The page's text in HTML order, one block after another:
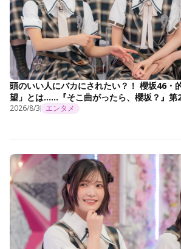
頭のいい人にバカにされたい？！ 櫻坂46・
望」とは……『そこ曲がったら、櫻坂？』第
2026/8/3 エンタメ